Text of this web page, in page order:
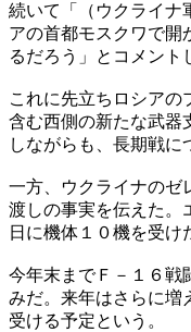
続いて「（ウクライナ
アの首都モスクワで開
るだろう」とコメント
これに先立ちロシアの
含む西側の新たな武器
しながらも、長期戦に
一方、ウクライナのゼ
渡しの事実を伝えた。
日に機体１０機を受け
今年末までＦ－１６戦
みだ。来年はさらに増
受ける予定という。